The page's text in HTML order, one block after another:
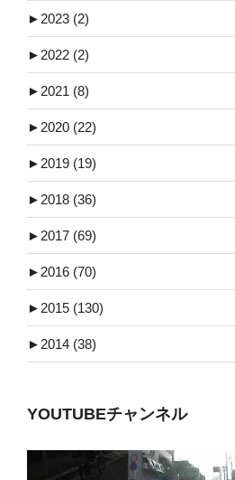
► 2023 (2)
► 2022 (2)
► 2021 (8)
► 2020 (22)
► 2019 (19)
► 2018 (36)
► 2017 (69)
► 2016 (70)
► 2015 (130)
► 2014 (38)
YOUTUBEチャンネル